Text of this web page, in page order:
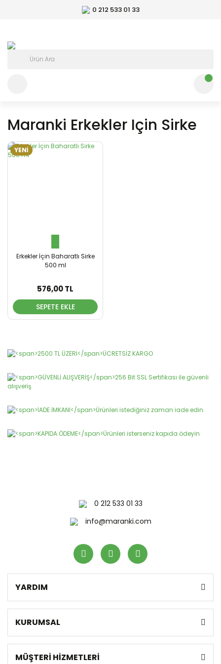
0 212 533 01 33
Maranki Erkekler Için Sirke
YENİ
Erkekler İçin Baharatlı Sirke
500 ml
576,00 TL
SEPETE EKLE
0 212 533 01 33
info@maranki.com
YARDIM
KURUMSAL
MÜŞTERİ HİZMETLERİ